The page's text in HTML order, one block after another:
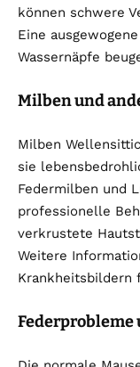
können schwere
Eine
Wassernäpfe
Milben und
Milben
sie
Federmilben und
professionelle
verkrustete
Weitere
Krankheitsbildern
Federprobleme